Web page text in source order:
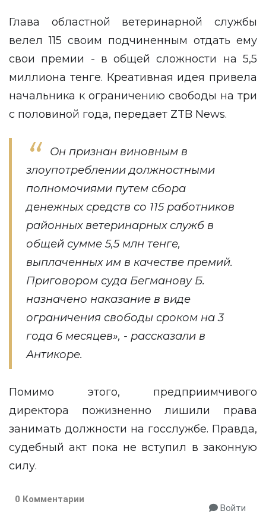
Глава областной ветеринарной службы
велел 115 своим подчиненным отдать ему
свои премии - в общей сложности на 5,5
миллиона тенге. Креативная идея привела
начальника к ограничению свободы на три
с половиной года, передает ZTB News.
Он признан виновным в
злоупотреблении должностными
полномочиями путем сбора
денежных средств со 115 работников
районных ветеринарных служб в
общей сумме 5,5 млн тенге,
выплаченных им в качестве премий.
Приговором суда Бегманову Б.
назначено наказание в виде
ограничения свободы сроком на 3
года 6 месяцев», - рассказали в
Антикоре.
Помимо этого, предприимчивого
директора пожизненно лишили права
занимать должности на госслужбе. Правда,
судебный акт пока не вступил в законную
силу.
0 Комментарии
Войти